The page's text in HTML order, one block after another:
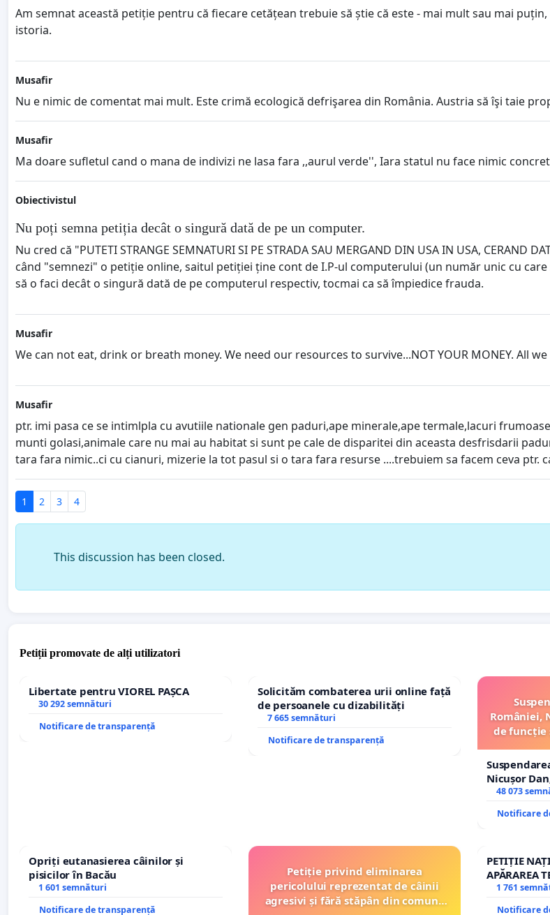
Am semnat această petiție pentru că fiecare cetățean trebuie să știe că este - mai mult sau mai
istoria.
Musafir
Nu e nimic de comentat mai mult. Este crimă ecologică defrişarea din România. Austria să îşi taie
Musafir
Ma doare sufletul cand o mana de indivizi ne lasa fara ,,aurul verde'', Iara statul nu face nimic
Obiectivistul
Nu poți semna petiția decât o singură dată de pe un computer.
Nu cred că "PUTETI STRANGE SEMNATURI SI PE STRADA SAU MERGAND DIN USA IN USA, CERAND
când "semnezi" o petiție online, saitul petiției ține cont de I.P-ul computerului (un număr unic cu
să o faci decât o singură dată de pe computerul respectiv, tocmai ca să împiedice frauda.
Musafir
We can not eat, drink or breath money. We need our resources to survive...NOT YOUR MONEY. All
Musafir
ptr. imi pasa ce se intimlpla cu avutiile nationale gen paduri,ape minerale,ape termale,lacuri
munti golasi,animale care nu mai au habitat si sunt pe cale de disparitei din aceasta desfrisdarii
tara fara nimic..ci cu cianuri, mizerie la tot pasul si o tara fara resurse ....trebuiem sa facem ceva ptr.
1 2 3 4
This discussion has been closed.
Petiții promovate de alți utilizatori
Libertate pentru VIOREL PAȘCA
30 292 semnături
Notificare de transparență
Solicităm combaterea urii online față
de persoanele cu dizabilități
7 665 semnături
Notificare de transparență
României,
de funcție
Nicușor
și48 073
Notificare
Opriți eutanasierea câinilor și
pisicilor în Bacău
1 601 semnături
Notificare de transparență
Petiție privind eliminarea
pericolului reprezentat de câinii
agresivi și fără stăpân din comuna
PETIȚIE
APĂRAREA
1 761
Notificare